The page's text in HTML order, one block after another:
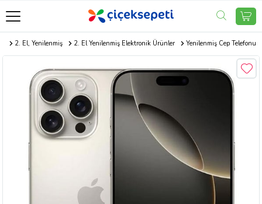
2. El, Yenilenmiş 2. El Yenilenmiş Elektronik Ürünler Yenilenmiş Cep Telefonu